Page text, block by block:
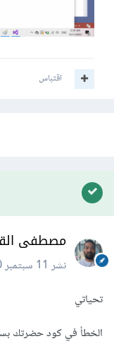
اقتباس
مصطفى
نشر11 سبتمبر 2020
تحياتي